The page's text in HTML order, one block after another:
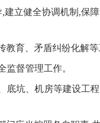
立健全协调机制,保
育、矛盾纠纷化解等
督管理工作。
坑、机房等建设工